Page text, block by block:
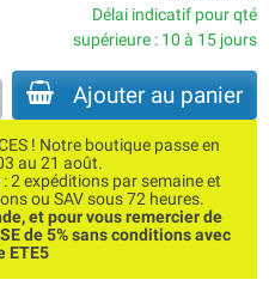
Délai indicatif pour qté
supérieure : 10 à 15 jours
Ajouter au panier
! Notre boutique passe en
au 21 août.
2 expéditions par semaine et
ou SAV sous 72 heures.
et pour vous remercier de
de 5% sans conditions avec
ETE5